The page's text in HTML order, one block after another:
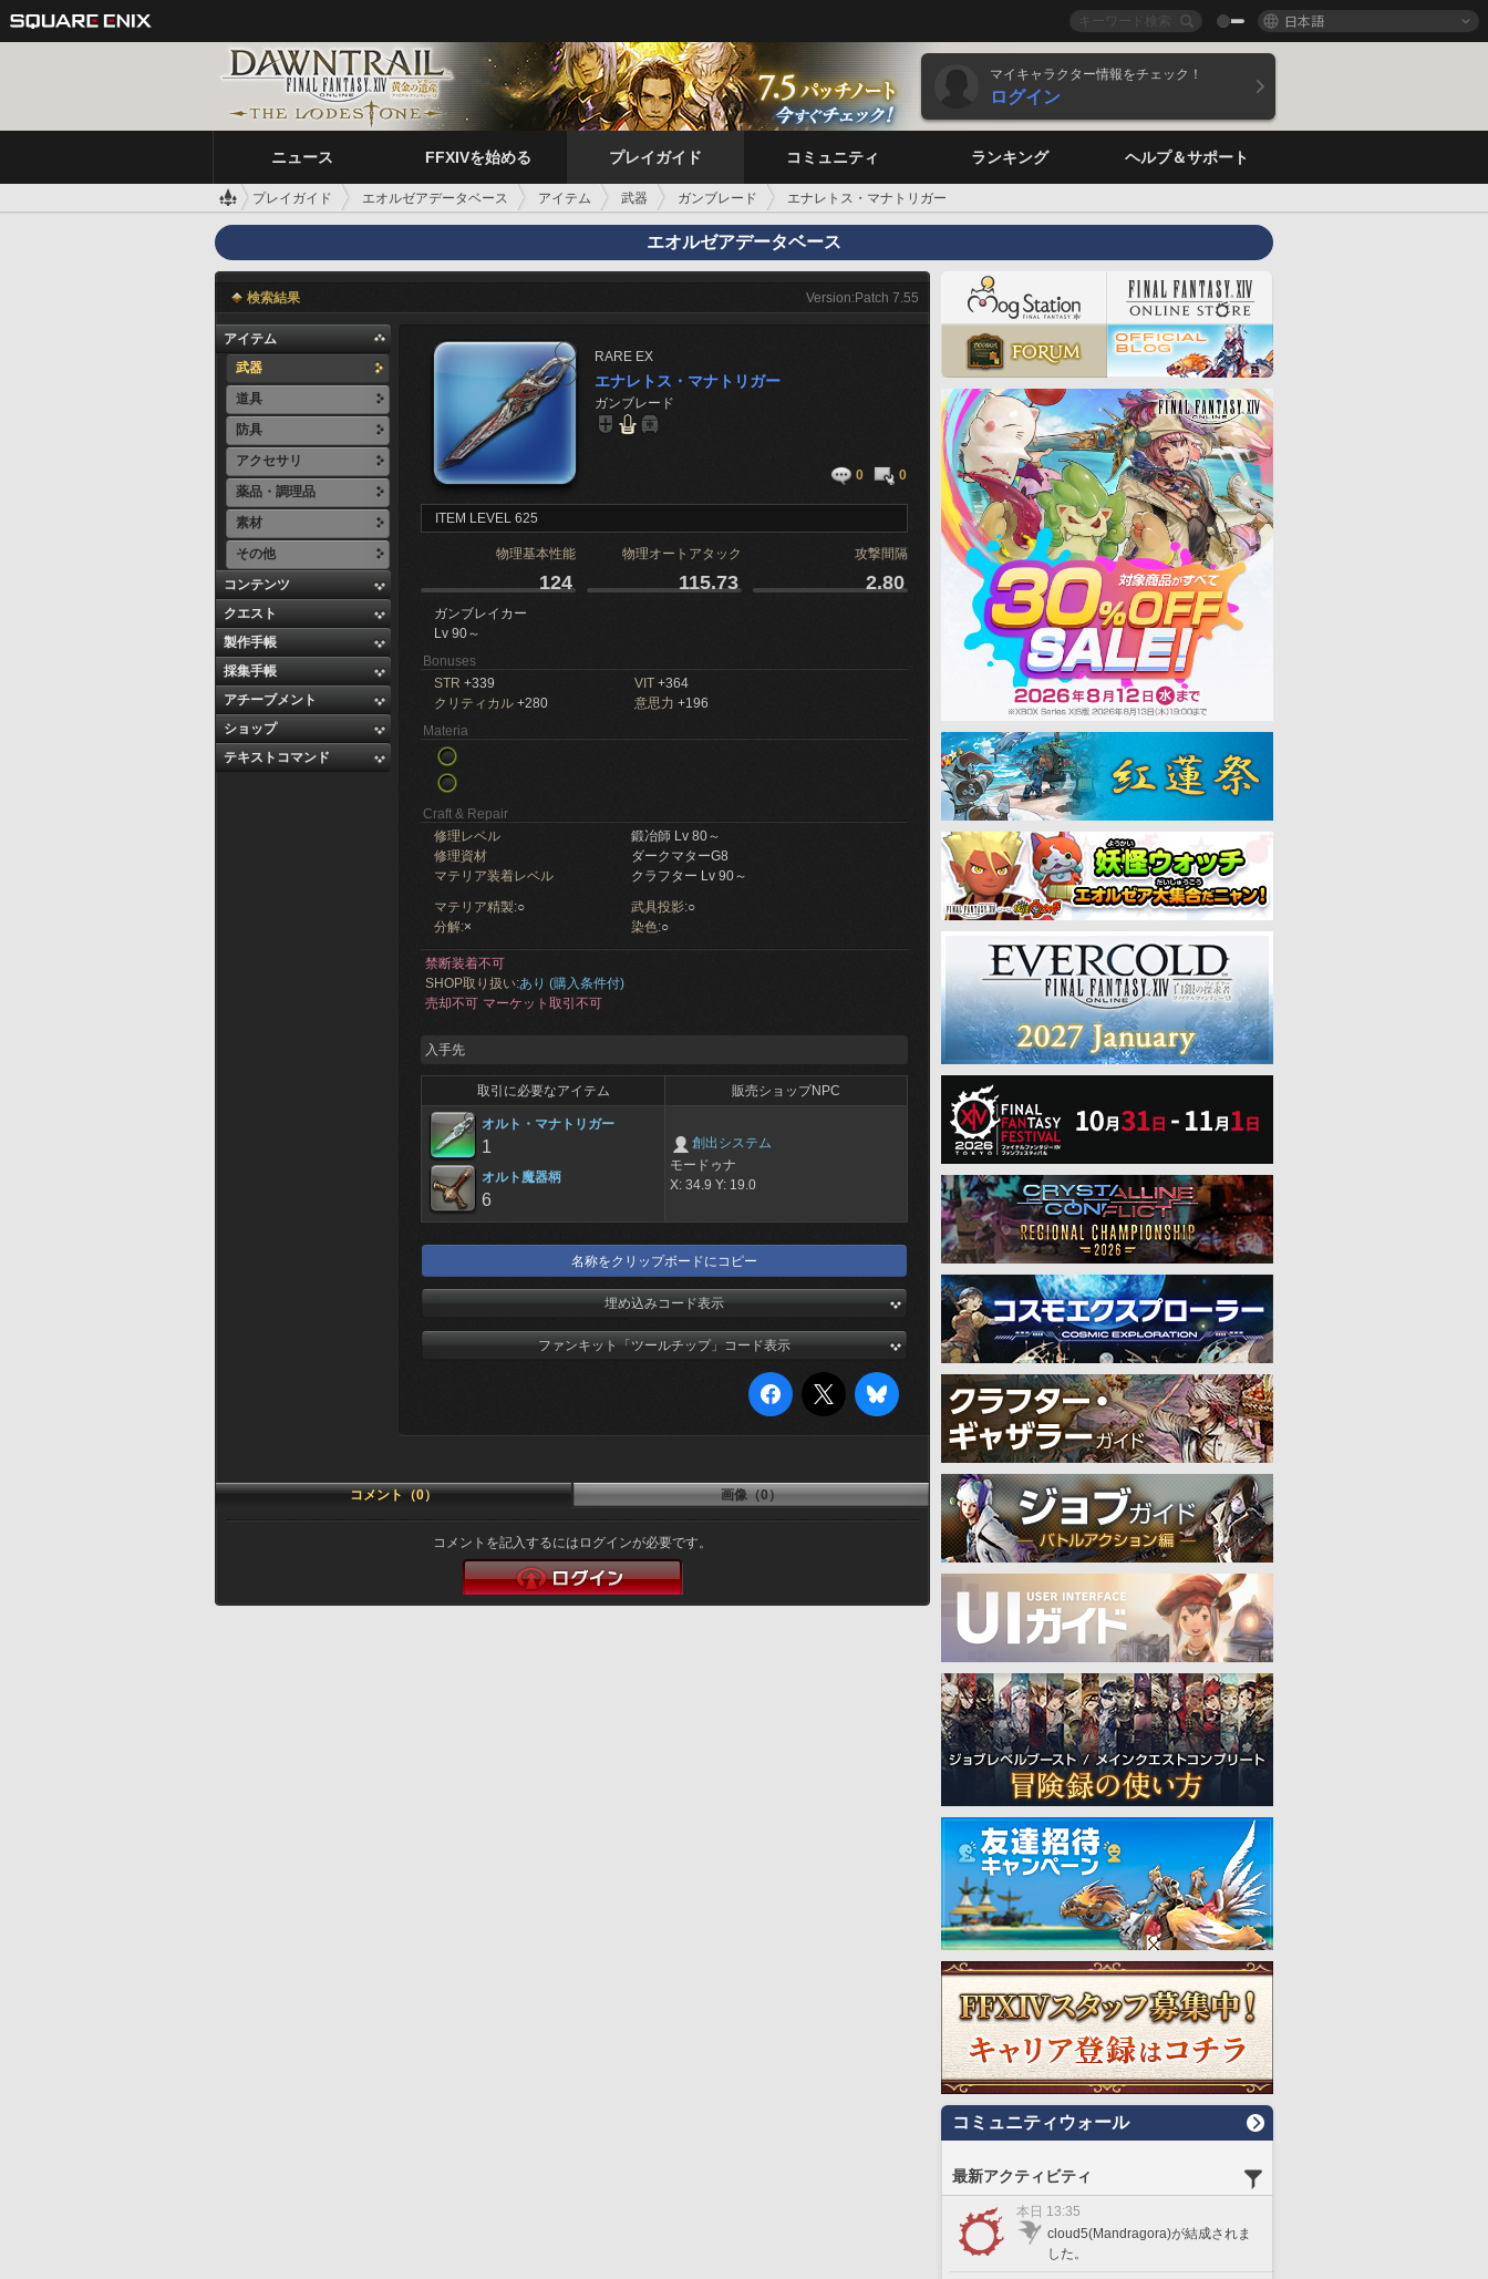
日本語
マイキャラクター情報をチェック！
ログイン
ニュース FFXIVを始める プレイガイド コミュニティ ランキング ヘルプ＆サポート
プレイガイド エオルゼアデータベース アイテム 武器 ガンブレード エナレトス・マナトリガー
エオルゼアデータベース
検索結果 Version:Patch 7.55
アイテム
武器
道具
防具
アクセサリ
薬品・調理品
素材
その他
コンテンツ
クエスト
製作手帳
採集手帳
アチーブメント
ショップ
テキストコマンド
RARE EX
エナレトス・マナトリガー
ガンブレード
0 0
ITEM LEVEL 625
物理基本性能 物理オートアタック 攻撃間隔
124 115.73 2.80
ガンブレイカー
Lv 90～
Bonuses
STR +339 VIT +364
クリティカル +280 意思力 +196
Materia
Craft & Repair
修理レベル
鍛冶師 Lv 80～
修理資材
ダークマターG8
マテリア装着レベル
クラフター Lv 90～
マテリア精製:○ 武具投影:○
分解:× 染色:○
禁断装着不可
SHOP取り扱い:あり (購入条件付)
売却不可 マーケット取引不可
入手先
取引に必要なアイテム 販売ショップNPC
オルト・マナトリガー
1
オルト魔器柄
6
創出システム
モードゥナ
X: 34.9 Y: 19.0
名称をクリップボードにコピー
埋め込みコード表示
ファンキット「ツールチップ」コード表示
コメント（0） 画像（0）
コメントを記入するにはログインが必要です。
コミュニティウォール
最新アクティビティ
本日 13:35
cloud5(Mandragora)が結成されま
した。